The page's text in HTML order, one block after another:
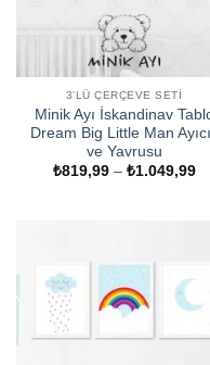
3'LÜ ÇERÇEVE SETI
Minik Ayı İskandinav
Dream Big Little Man
ve Yavrusu
₺819,99 – ₺1.049,99